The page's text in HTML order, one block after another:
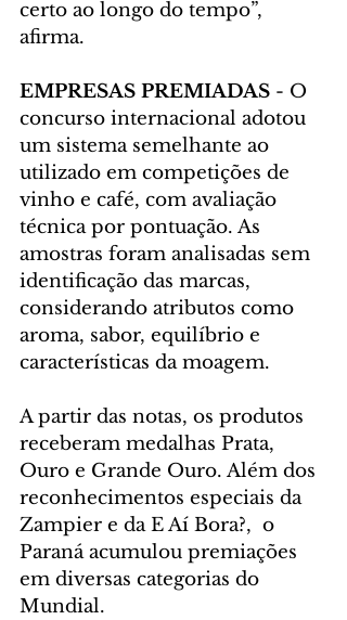
certo ao longo do tempo”,
afirma.
EMPRESAS PREMIADAS - O
concurso internacional adotou
um sistema semelhante ao
utilizado em competições de
vinho e café, com avaliação
técnica por pontuação. As
amostras foram analisadas sem
identificação das marcas,
considerando atributos como
aroma, sabor, equilíbrio e
características da moagem.
A partir das notas, os produtos
receberam medalhas Prata,
Ouro e Grande Ouro. Além dos
reconhecimentos especiais da
Zampier e da E Aí Bora?,  o
Paraná acumulou premiações
em diversas categorias do
Mundial.